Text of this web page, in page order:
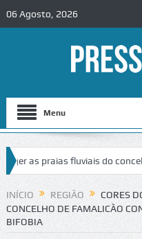
06 Agosto, 2026
Menu
as praias fluviais do concelho
de trânsito no IC2 em
INÍCIO REGIÃO
CORES
CONCELHO DE FAMALICÃO
BIFOBIA